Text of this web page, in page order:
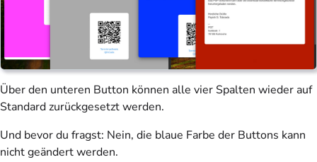
Über den unteren Button können alle vier Spalten wieder auf
Standard zurückgesetzt werden.
Und bevor du fragst: Nein, die blaue Farbe der Buttons kann
nicht geändert werden.